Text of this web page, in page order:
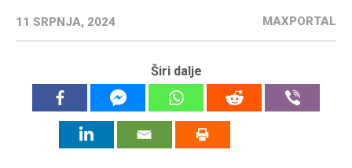
11 SRPNJA, 2024 MAXPORTAL
Širi dalje